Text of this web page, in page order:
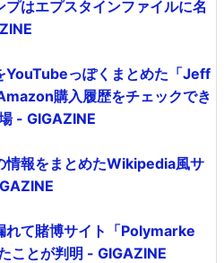
はエプスタインファイルに名
YouTubeっぽくまとめた「Jeff
購入履歴をチェックでき
- GIGAZINE
情報をまとめたWikipedia風サ
れて賭博サイト「Polymarke
ことが判明 - GIGAZINE